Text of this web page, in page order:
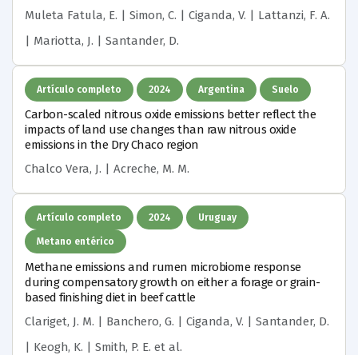
Muleta Fatula, E. | Simon, C. | Ciganda, V. | Lattanzi, F. A.
| Mariotta, J. | Santander, D.
Artículo completo 2024 Argentina Suelo
Carbon-scaled nitrous oxide emissions better reflect the
impacts of land use changes than raw nitrous oxide
emissions in the Dry Chaco region
Chalco Vera, J. | Acreche, M. M.
Artículo completo 2024 Uruguay
Metano entérico
Methane emissions and rumen microbiome response
during compensatory growth on either a forage or grain-
based finishing diet in beef cattle
Clariget, J. M. | Banchero, G. | Ciganda, V. | Santander, D.
| Keogh, K. | Smith, P. E. et al.